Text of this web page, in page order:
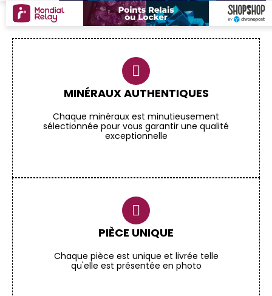
MINÉRAUX AUTHENTIQUES
Chaque minéraux est minutieusement
sélectionnée pour vous garantir une qualité
exceptionnelle
PIÈCE UNIQUE
Chaque pièce est unique et livrée telle
qu'elle est présentée en photo